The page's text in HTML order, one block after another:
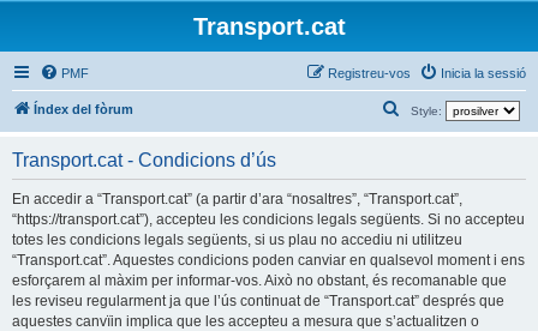
Transport.cat
PMF Inicia la sessió
Registreu-vos
Índex del fòrum Style:
e
c
a
Transport.cat - Condicions d’ús
En accedir a “Transport.cat” (a partir d’ara “nosaltres”, “Transport.cat”,
“https://transport.cat”), accepteu les condicions legals següents. Si no accepteu
totes les condicions legals següents, si us plau no accediu ni utilitzeu
“Transport.cat”. Aquestes condicions poden canviar en qualsevol moment i ens
esforçarem al màxim per informar-vos. Això no obstant, és recomanable que
les reviseu regularment ja que l’ús continuat de “Transport.cat” després que
aquestes canvïin implica que les accepteu a mesura que s’actualitzen o